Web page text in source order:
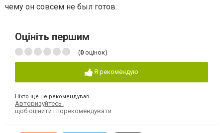
чему он совсем не был готов.
Оцініть першим
(0 оцінок)
Я рекомендую
Ніхто ще не рекомендував
Авторизуйтесь
щоб оцінити і порекомендувати